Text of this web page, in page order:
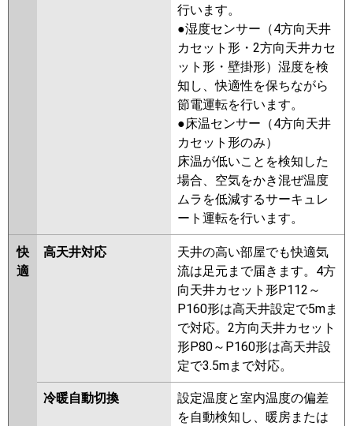
PLZ-ZRMP56SLF2
ZRMP56SL2 PLZ-ZRMP56SLFZ
PLZ-ZRMP56SLZ
PLZ-
ZRMP56SLY PLZ-ZRMP56SLFY
PLZ-ZRMP56SLFV PLZ-
ZRMP56SLV PLZ-ZRMP56SLR
PLZ-ZRMP56SLFR
RCID-GP56RGHJ7 RCID-
GP56RGHJ6
RCID-GP56RGHJ5
RCID-GP56RGHJ4 RCID-
GP56RGHJ3 RCID-AP56GHJ7
RCID-GP56RGHJ2 RCID-
AP56GHJ6 RCID-GP56RGHJ1
FDTWZ565HKA5SA-rak
FDTWZ565HKA5SA
FDTWZ565HK5SA
FDTWZ565HK5SA-rak
FDTWZ565HK5S-rak
FDTWZ565HK5S-rakuri-na
FDTWZ565HK5S
行います。
●湿度センサー（4方向天井
カセット形・2方向天井カセ
ット形・壁掛形）湿度を検
知し、快適性を保ちながら
節電運転を行います。
●床温センサー（4方向天井
カセット形のみ）
床温が低いことを検知した
場合、空気をかき混ぜ温度
ムラを低減するサーキュレ
ート運転を行います。
快
適
高天井対応
天井の高い部屋でも快適気
流は足元まで届きます。4方
向天井カセット形P112～
P160形は高天井設定で5mま
で対応。2方向天井カセット
形P80～P160形は高天井設
定で3.5mまで対応。
冷暖自動切換
設定温度と室内温度の偏差
を自動検知し、暖房または